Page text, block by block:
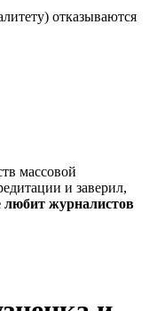
отказываются
массовой
и заверил,
любит журналистов